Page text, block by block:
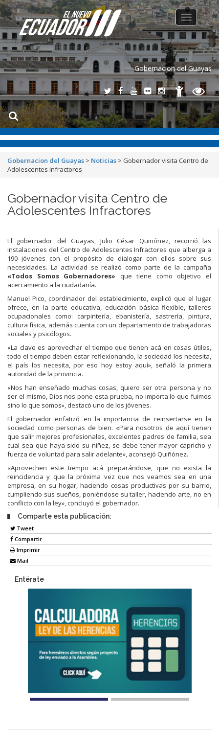
Gobernacion del Guayas
Toggle
navigation
Gobernacion del Guayas > Noticias > Gobernador visita Centro de
Adolescentes Infractores
Gobernador visita Centro de
Adolescentes Infractores
El gobernador del Guayas, Julio César Quiñónez, recorrió las
instalaciones del Centro de Adolescentes Infractores que alberga a
190 jóvenes con el propósito de dialogar con ellos sobre sus
necesidades. La actividad se realizó como parte de la campaña
«Todos Somos Gobernadores» que tiene como objetivo el
acercamiento a la ciudadanía.
Manuel Pico, coordinador del establecimiento, explicó que el lugar
ofrece, en la parte educativa, educación básica flexible, talleres
ocupacionales como: carpintería, ebanistería, sastrería, pintura,
cultura física, además cuenta con un departamento de trabajadoras
sociales y psicólogos.
«La clave es aprovechar el tiempo que tienen acá en cosas útiles,
todo el tiempo deben estar reflexionando, la sociedad los necesita,
el país los necesita, por eso hoy estoy aquí», señaló la primera
autoridad de la provincia.
«Nos han enseñado muchas cosas, quiero ser otra persona y no
ser el mismo, Dios nos pone esta prueba, no importa lo que fuimos
sino lo que somos», destacó uno de los jóvenes.
El gobernador enfatizó en la importancia de reinsertarse en la
sociedad como personas de bien. «Para nosotros de aquí tienen
que salir mejores profesionales, excelentes padres de familia, sea
cual sea que haya sido su niñez, se debe tener mayor capricho y
fuerza de voluntad para salir adelante», aconsejó Quiñónez.
«Aprovechen este tiempo acá preparándose, que no exista la
reincidencia y que la próxima vez que nos veamos sea en una
empresa, en su hogar, haciendo cosas productivas por su barrio,
cumpliendo sus sueños, poniéndose su taller, haciendo arte, no en
conflicto con la ley», concluyó el gobernador.
Comparte esta publicación:
Tweet
Compartir
Imprimir
Mail
Entérate